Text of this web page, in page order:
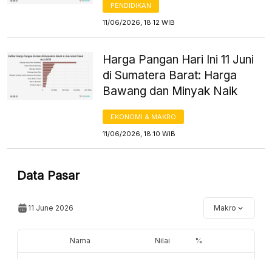
PENDIDIKAN
11/06/2026, 18:12 WIB
Harga Pangan Hari Ini 11 Juni
di Sumatera Barat: Harga
Bawang dan Minyak Naik
EKONOMI & MAKRO
11/06/2026, 18:10 WIB
Data Pasar
11 June 2026 Makro
Nama Nilai %